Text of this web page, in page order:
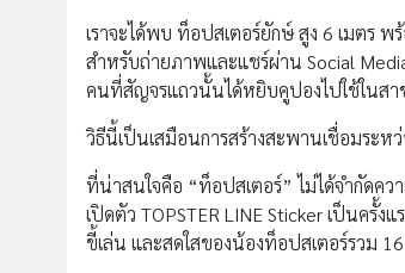
เราจะได้พบ ท็อปสเตอร์ยักษ์ สูง 6 เมตร
สำหรับถ่ายภาพและแชร์ผ่าน Social
คนที่สัญจรแถวนั้นได้หยิบคูปองไปใช้ในส
วิธีนี้เป็นเสมือนการสร้างสะพานเชื่อมระห
ที่น่าสนใจคือ “ท็อปสเตอร์” ไม่ได้จำกัดค
เปิดตัว TOPSTER LINE Sticker เป็นครั้ง
ขี้เล่น และสดใสของน้องท็อปสเตอร์รวม